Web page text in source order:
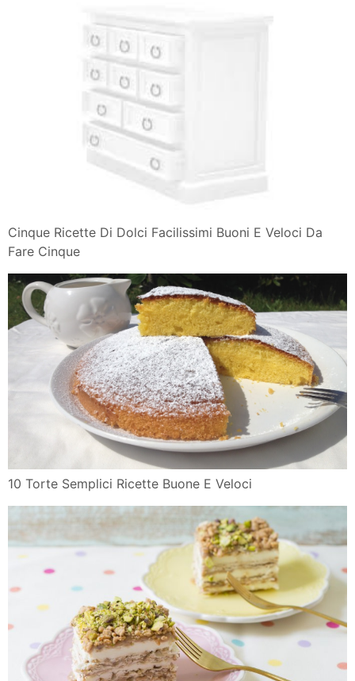
Cinque Ricette Di Dolci Facilissimi Buoni E Veloci Da
Fare Cinque
10 Torte Semplici Ricette Buone E Veloci